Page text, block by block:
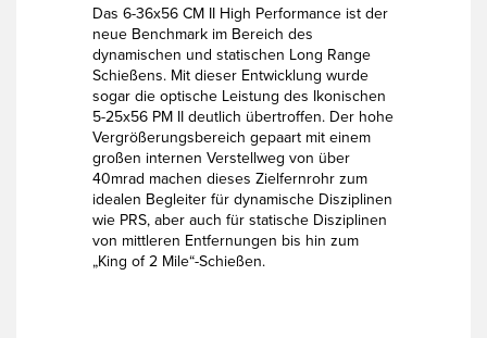
Das 6-36x56 CM II High Performance ist der
neue Benchmark im Bereich des
dynamischen und statischen Long Range
Schießens. Mit dieser Entwicklung wurde
sogar die optische Leistung des Ikonischen
5-25x56 PM II deutlich übertroffen. Der hohe
Vergrößerungsbereich gepaart mit einem
großen internen Verstellweg von über
40mrad machen dieses Zielfernrohr zum
idealen Begleiter für dynamische Disziplinen
wie PRS, aber auch für statische Disziplinen
von mittleren Entfernungen bis hin zum
„King of 2 Mile“-Schießen.